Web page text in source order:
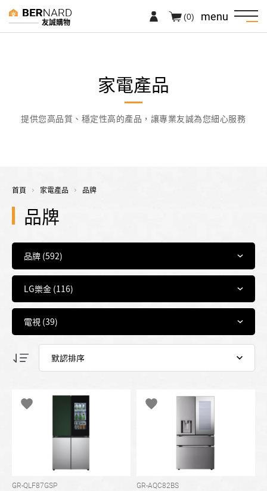
友誠購物 menu
(0)
家電產品
提供您高品質、穩定性高的產品，讓專業友誠為您細心服務
首頁 家電產品 品牌
品牌
GR-QLF87GSP GR-AQC82BS